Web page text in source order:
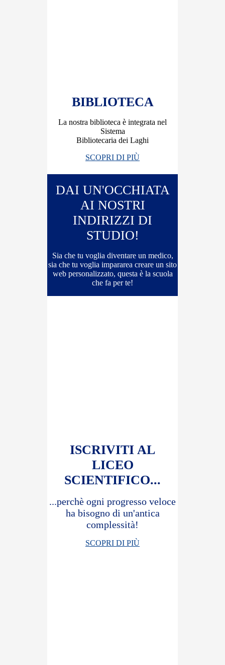
BIBLIOTECA
La nostra biblioteca è integrata nel
Sistema
Bibliotecaria dei Laghi
SCOPRI DI PIÙ
DAI UN'OCCHIATA
AI NOSTRI
INDIRIZZI DI
STUDIO!
Sia che tu voglia diventare un medico,
sia che tu voglia impararea creare un sito
web personalizzato, questa è la scuola
che fa per te!
ISCRIVITI AL
LICEO
SCIENTIFICO...
...perchè ogni progresso veloce
ha bisogno di un'antica
complessità!
SCOPRI DI PIÙ